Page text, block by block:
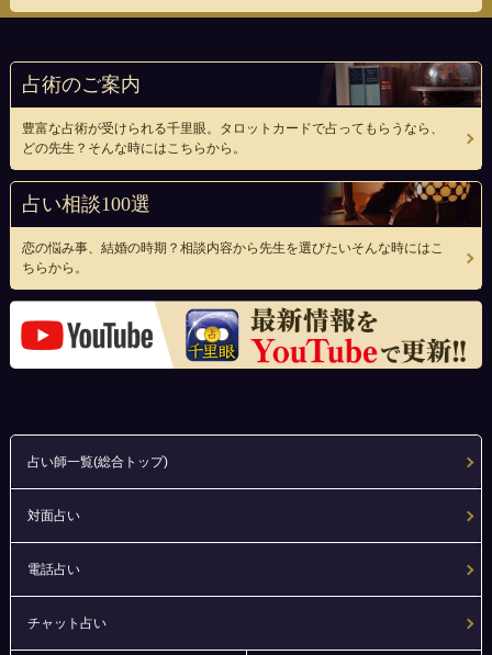
占術のご案内
豊富な占術が受けられる千里眼。タロットカードで占ってもらうなら、
どの先生？そんな時にはこちらから。
占い相談100選
恋の悩み事、結婚の時期？相談内容から先生を選びたいそんな時にはこ
ちらから。
占い師一覧(総合トップ)
対面占い
電話占い
チャット占い